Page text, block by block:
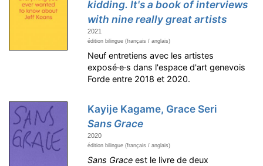
kidding. It's a book of interviews
with nine really great artists
2021
édition bilingue (français / anglais)
Neuf entretiens avec les artistes
exposé·e·s dans l'espace d'art genevois
Forde entre 2018 et 2020.
Kayije Kagame, Grace Seri
Sans Grace
2020
édition bilingue (français / anglais)
Sans Grace est le livre de deux